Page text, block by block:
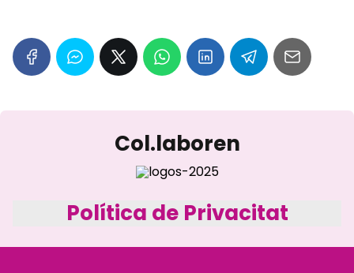
Col.laboren
Política de Privacitat